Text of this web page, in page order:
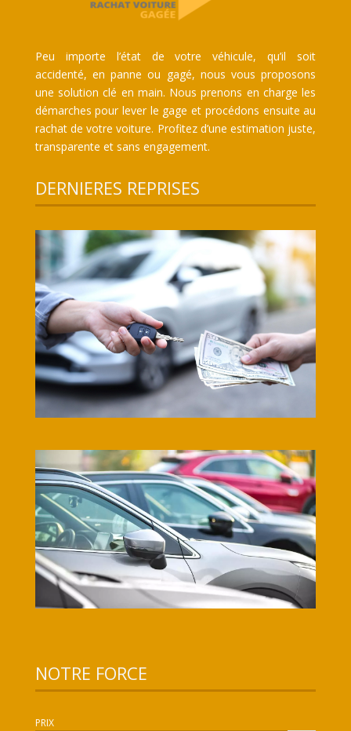
Peu importe l’état de votre véhicule, qu’il soit
accidenté, en panne ou gagé, nous vous proposons
une solution clé en main. Nous prenons en charge les
démarches pour lever le gage et procédons ensuite au
rachat de votre voiture. Profitez d’une estimation juste,
transparente et sans engagement.
DERNIERES REPRISES
NOTRE FORCE
PRIX